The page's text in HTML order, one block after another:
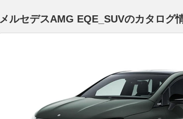
メルセデスAMG EQE_SUVのカタログ